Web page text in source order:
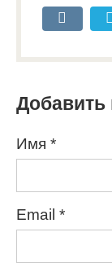
Добавить
Имя *
Email *